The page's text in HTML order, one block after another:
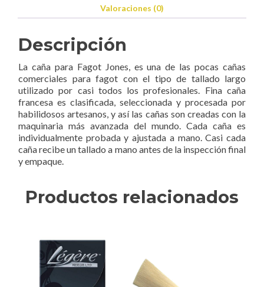
Valoraciones (0)
Descripción
La caña para Fagot Jones, es una de las pocas cañas
comerciales para fagot con el tipo de tallado largo
utilizado por casi todos los profesionales. Fina caña
francesa es clasificada, seleccionada y procesada por
habilidosos artesanos, y así las cañas son creadas con la
maquinaria más avanzada del mundo. Cada caña es
individualmente probada y ajustada a mano. Casi cada
caña recibe un tallado a mano antes de la inspección final
y empaque.
Productos relacionados